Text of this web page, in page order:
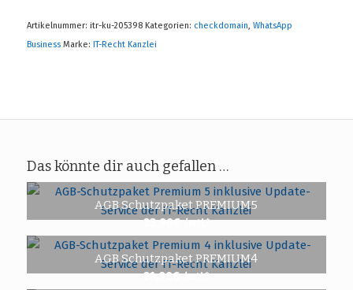
Artikelnummer: itr-ku-205398 Kategorien: checkdomain, WhatsApp
Business Marke: IT-Recht Kanzlei
Das könnte dir auch gefallen …
AGB Schutzpaket PREMIUM5
23,90€ /mtl.*
AGB Schutzpaket PREMIUM4
21,90€ /mtl.*